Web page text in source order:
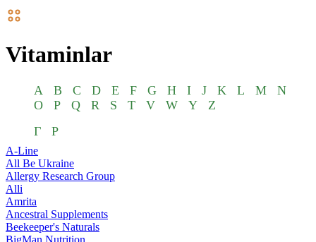
Vitaminlar
A B C D E F G H I J K L M
N
O
P Q R S T V W Y
Z
Г
Р
A-Line
All Be Ukraine
Allergy Research Group
Alli
Amrita
Ancestral Supplements
Beekeeper's Naturals
BigMan Nutrition